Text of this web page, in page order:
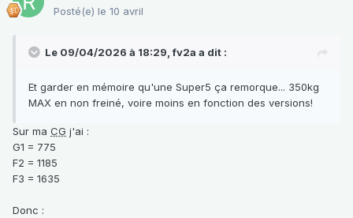
Posté(e) le 10 avril
Le 09/04/2026 à 18:29,fv2a a dit :
Et garder en mémoire qu'une Super5 ça remorque... 350kg
MAX en non freiné, voire moins en fonction des versions!
Sur ma CG j'ai :
G1 = 775
F2 = 1185
F3 = 1635
Donc :